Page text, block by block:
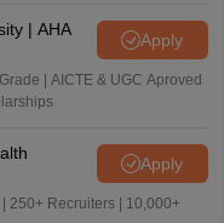
| AHA
Apply
| AICTE & UGC Aproved
Apply
250+ Recruiters | 10,000+